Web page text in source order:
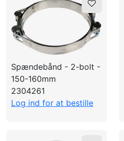
Spændebånd - 2-bolt -
150-160mm
2304261
Log ind for at bestille